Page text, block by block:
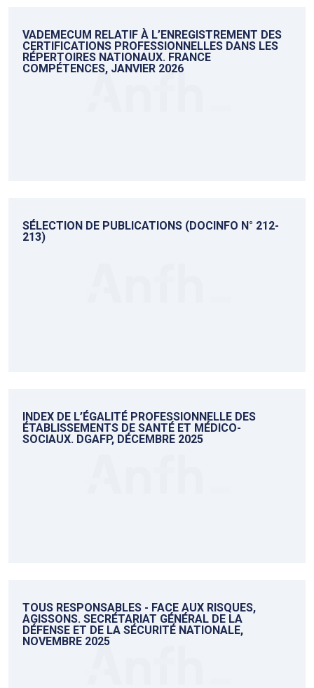
VADEMECUM RELATIF À L’ENREGISTREMENT DES
CERTIFICATIONS PROFESSIONNELLES DANS LES
RÉPERTOIRES NATIONAUX. FRANCE
COMPÉTENCES, JANVIER 2026
SÉLECTION DE PUBLICATIONS (DOCINFO N° 212-
213)
INDEX DE L’ÉGALITÉ PROFESSIONNELLE DES
ÉTABLISSEMENTS DE SANTÉ ET MÉDICO-
SOCIAUX. DGAFP, DÉCEMBRE 2025
TOUS RESPONSABLES - FACE AUX RISQUES,
AGISSONS. SECRÉTARIAT GÉNÉRAL DE LA
DÉFENSE ET DE LA SÉCURITÉ NATIONALE,
NOVEMBRE 2025